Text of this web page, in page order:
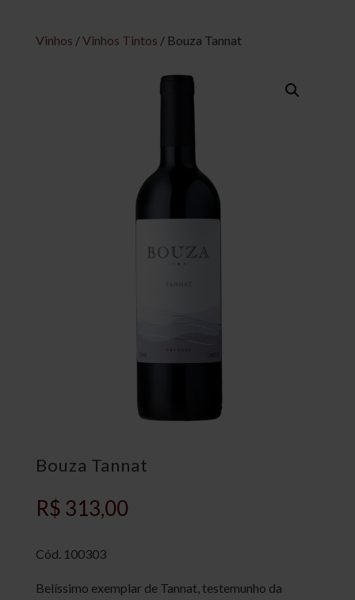
Vinhos /Vinhos Tintos / Bouza Tannat
Bouza Tannat
R$ 313,00
Cód. 100303
Belíssimo exemplar de Tannat, testemunho da